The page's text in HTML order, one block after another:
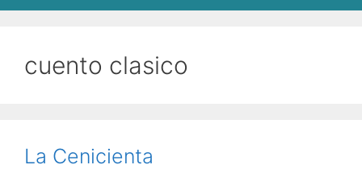
cuento clasico
La Cenicienta